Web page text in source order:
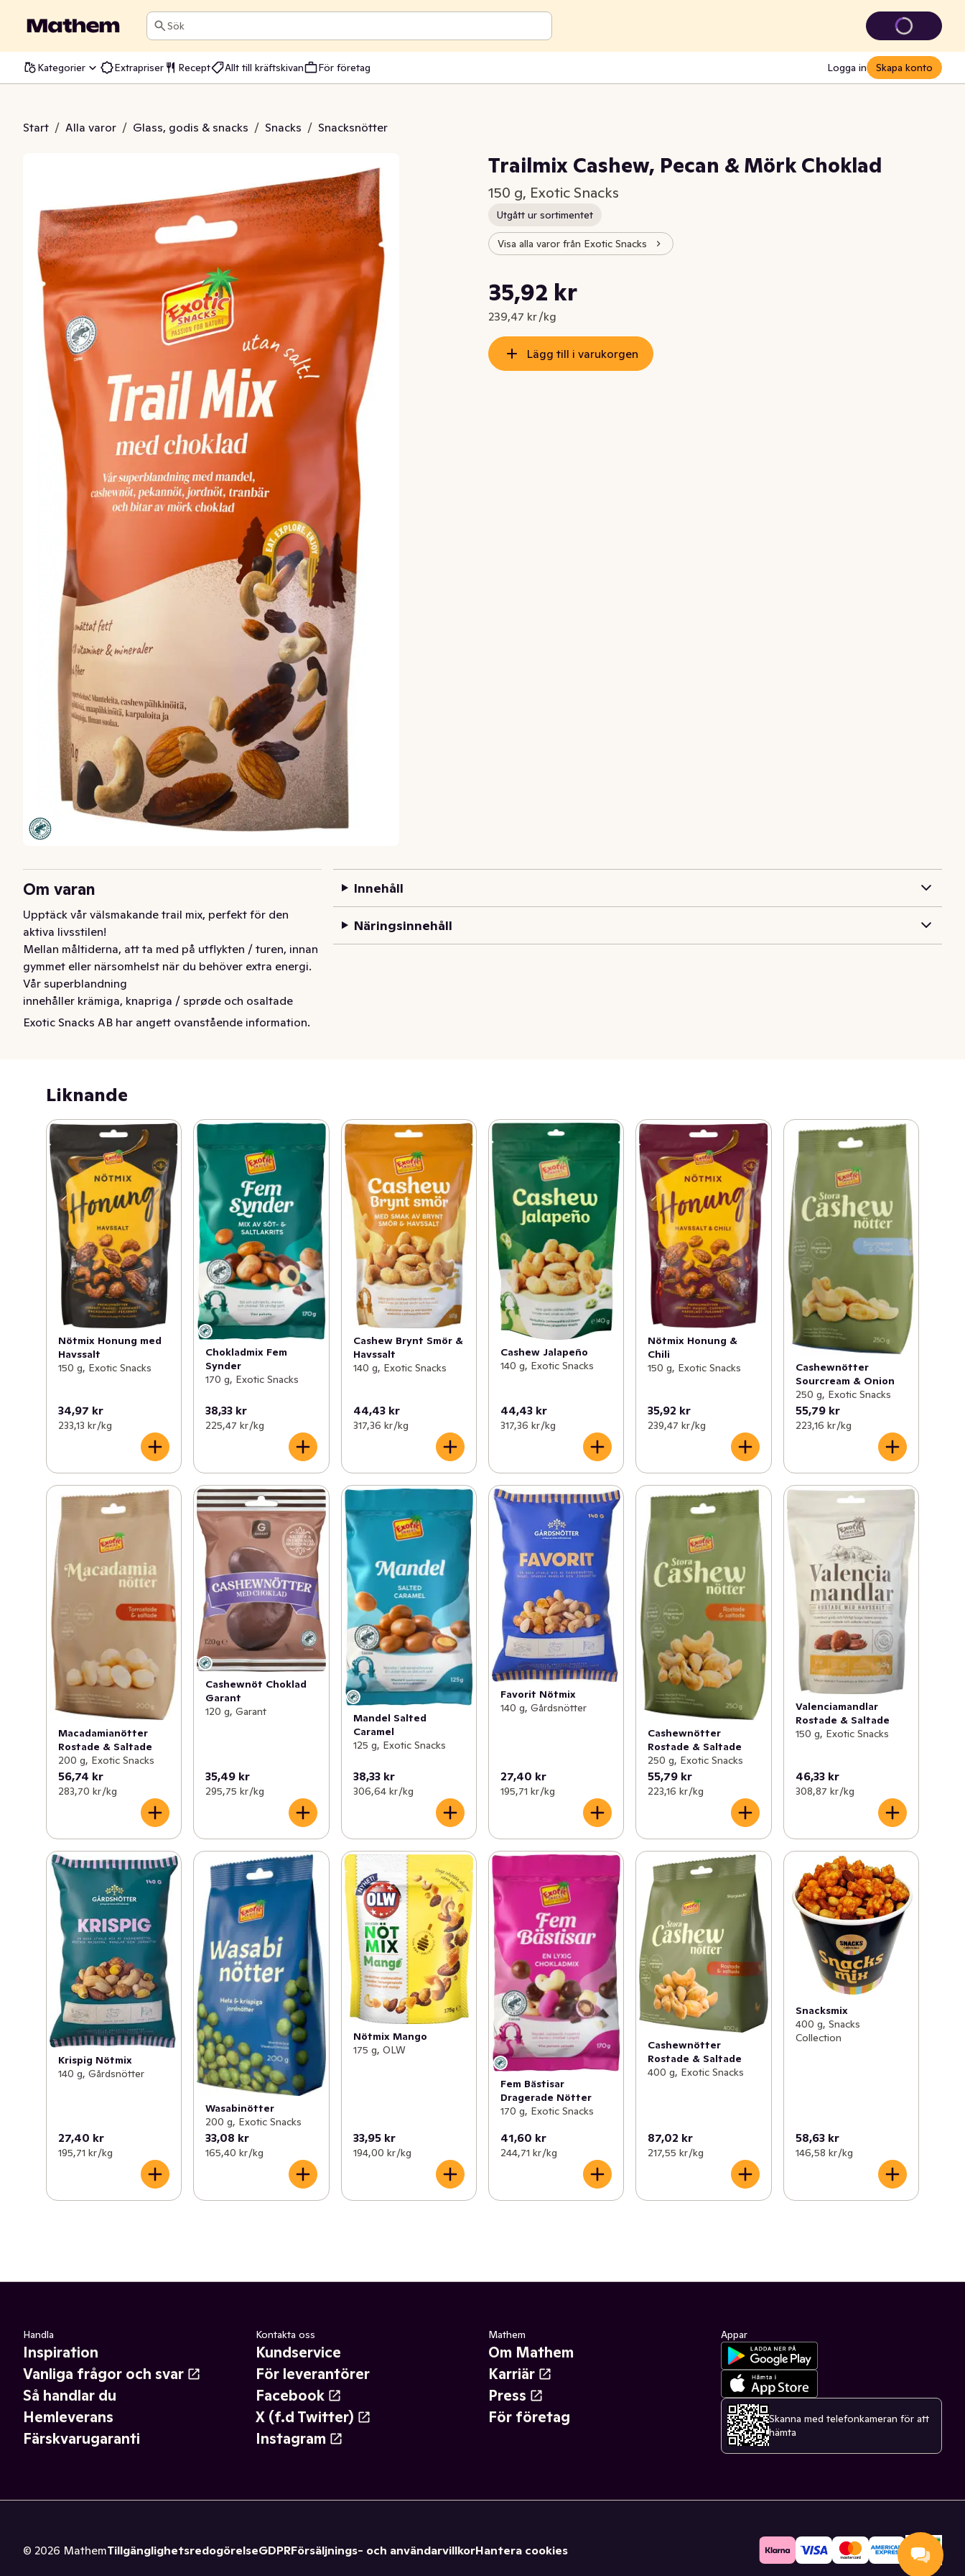
Sök
Kategorier Extrapriser Recept Allt till kräftskivan För företag Logga in Skapa konto
Start / Alla varor / Glass, godis & snacks / Snacks / Snacksnötter
Pecan & Mörk Choklad
Trailmix Cashew, Pecan & Mörk Choklad
150 g, Exotic Snacks
Utgått ur sortimentet
Visa alla varor från Exotic Snacks
Nuvarande pris är: 35,92 kr
35,92 kr
239,47 kr /kg
Styckpris: 239,47 kr /kg
Lägg till i varukorgen
Om varan
Upptäck vår välsmakande trail mix, perfekt för den
aktiva livsstilen!
Mellan måltiderna, att ta med på utflykten / turen, innan
gymmet eller närsomhelst när du behöver extra energi.
Vår superblandning
innehåller krämiga, knapriga / sprøde och osaltade
premiumnötter, söta tranbär och fina bitar av mörk
Exotic Snacks AB har angett ovanstående information.
Innehåll
Näringsinnehåll
Liknande
Nötmix Honung med
Havssalt
150 g, Exotic Snacks
34,97 kr
233,13 kr /kg
Chokladmix Fem
Synder
170 g, Exotic Snacks
38,33 kr
225,47 kr /kg
Cashew Brynt Smör &
Havssalt
140 g, Exotic Snacks
44,43 kr
317,36 kr /kg
Cashew Jalapeño
140 g, Exotic Snacks
44,43 kr
317,36 kr /kg
Nötmix Honung &
Chili
150 g, Exotic Snacks
35,92 kr
239,47 kr /kg
Cashewnötter
Sourcream & Onion
250 g, Exotic Snacks
55,79 kr
223,16 kr /kg
Macadamianötter
Rostade & Saltade
200 g, Exotic Snacks
56,74 kr
283,70 kr /kg
Cashewnöt Choklad
Garant
120 g, Garant
35,49 kr
295,75 kr /kg
Mandel Salted
Caramel
125 g, Exotic Snacks
38,33 kr
306,64 kr /kg
Favorit Nötmix
140 g, Gårdsnötter
27,40 kr
195,71 kr /kg
Cashewnötter
Rostade & Saltade
250 g, Exotic Snacks
55,79 kr
223,16 kr /kg
Valenciamandlar
Rostade & Saltade
150 g, Exotic Snacks
46,33 kr
308,87 kr /kg
Krispig Nötmix
140 g, Gårdsnötter
27,40 kr
195,71 kr /kg
Wasabinötter
200 g, Exotic Snacks
33,08 kr
165,40 kr /kg
Nötmix Mango
175 g, OLW
33,95 kr
194,00 kr /kg
Fem Bästisar
Dragerade Nötter
170 g, Exotic Snacks
41,60 kr
244,71 kr /kg
Cashewnötter
Rostade & Saltade
400 g, Exotic Snacks
87,02 kr
217,55 kr /kg
Snacksmix
400 g, Snacks
Collection
58,63 kr
146,58 kr /kg
Handla
Inspiration
Vanliga frågor och svar
Så handlar du
Hemleverans
Färskvarugaranti
Kontakta oss
Kundservice
För leverantörer
Facebook
X (f.d Twitter)
Instagram
Mathem
Om Mathem
Karriär
Press
För företag
Appar
Skanna med telefonkameran för att
hämta
© 2026 MathemTillgänglighetsredogörelseGDPRFörsäljnings- och användarvillkorHantera cookies